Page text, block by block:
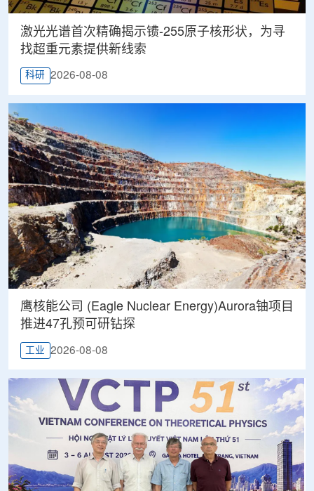
激光光谱首次精确揭示镄-255原子核形状，为寻
找超重元素提供新线索
科研 2026-08-08
鹰核能公司 (Eagle Nuclear Energy)Aurora铀项目
推进47孔预可研钻探
工业 2026-08-08